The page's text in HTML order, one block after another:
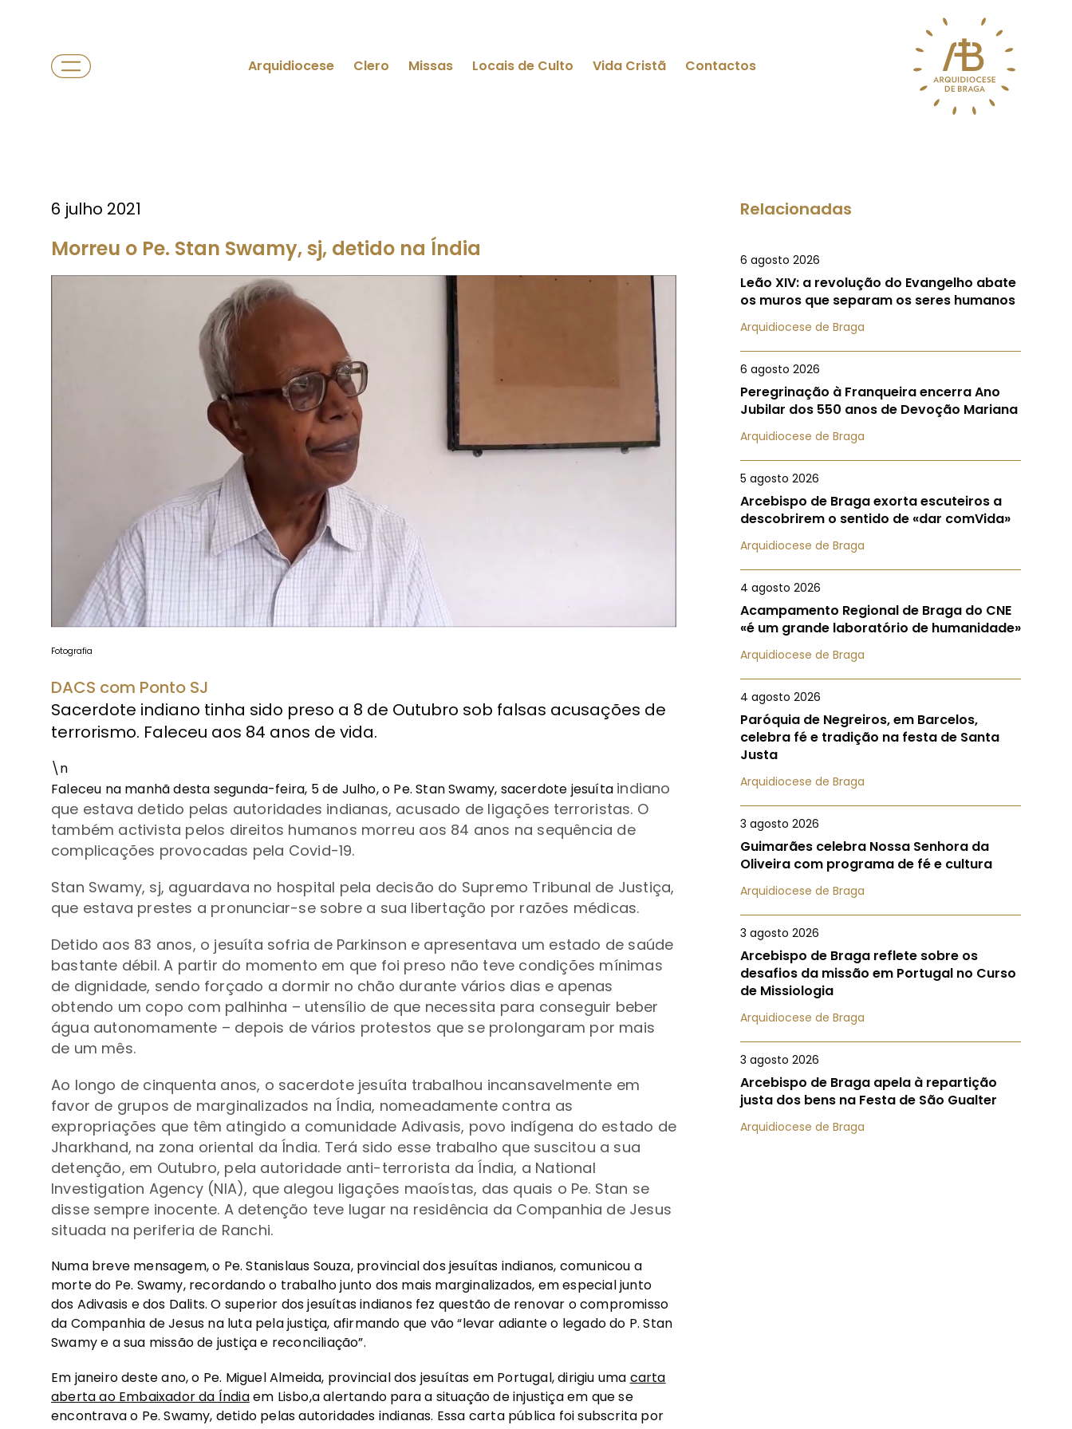
Arquidiocese Clero Missas Locais de Culto Vida Cristã Contactos
6 julho 2021
Morreu o Pe. Stan Swamy, sj, detido na Índia
Fotografia
DACS com Ponto SJ
Sacerdote indiano tinha sido preso a 8 de Outubro sob falsas acusações de
terrorismo. Faleceu aos 84 anos de vida.
\n
Faleceu na manhã desta segunda-feira, 5 de Julho, o Pe. Stan Swamy, sacerdote jesuíta indiano
que estava detido pelas autoridades indianas, acusado de ligações terroristas. O
também activista pelos direitos humanos morreu aos 84 anos na sequência de
complicações provocadas pela Covid-19.
Stan Swamy, sj, aguardava no hospital pela decisão do Supremo Tribunal de Justiça,
que estava prestes a pronunciar-se sobre a sua libertação por razões médicas.
Detido aos 83 anos, o jesuíta sofria de Parkinson e apresentava um estado de saúde
bastante débil. A partir do momento em que foi preso não teve condições mínimas
de dignidade, sendo forçado a dormir no chão durante vários dias e apenas
obtendo um copo com palhinha – utensílio de que necessita para conseguir beber
água autonomamente – depois de vários protestos que se prolongaram por mais
de um mês.
Ao longo de cinquenta anos, o sacerdote jesuíta trabalhou incansavelmente em
favor de grupos de marginalizados na Índia, nomeadamente contra as
expropriações que têm atingido a comunidade Adivasis, povo indígena do estado de
Jharkhand, na zona oriental da Índia. Terá sido esse trabalho que suscitou a sua
detenção, em Outubro, pela autoridade anti-terrorista da Índia, a National
Investigation Agency (NIA), que alegou ligações maoístas, das quais o Pe. Stan se
disse sempre inocente. A detenção teve lugar na residência da Companhia de Jesus
situada na periferia de Ranchi.
Numa breve mensagem, o Pe. Stanislaus Souza, provincial dos jesuítas indianos, comunicou a
morte do Pe. Swamy, recordando o trabalho junto dos mais marginalizados, em especial junto
dos Adivasis e dos Dalits. O superior dos jesuítas indianos fez questão de renovar o compromisso
da Companhia de Jesus na luta pela justiça, afirmando que vão “levar adiante o legado do P. Stan
Swamy e a sua missão de justiça e reconciliação”.
Em janeiro deste ano, o Pe. Miguel Almeida, provincial dos jesuítas em Portugal, dirigiu uma carta
aberta ao Embaixador da Índiaem Lisbo,a alertando para a situação de injustiça em que se
encontrava o Pe. Swamy, detido pelas autoridades indianas. Essa carta pública foi subscrita por
Relacionadas
6 agosto 2026
Leão XIV: a revolução do Evangelho abate
os muros que separam os seres humanos
Arquidiocese de Braga
6 agosto 2026
Peregrinação à Franqueira encerra Ano
Jubilar dos 550 anos de Devoção Mariana
Arquidiocese de Braga
5 agosto 2026
Arcebispo de Braga exorta escuteiros a
descobrirem o sentido de «dar comVida»
Arquidiocese de Braga
4 agosto 2026
Acampamento Regional de Braga do CNE
«é um grande laboratório de humanidade»
Arquidiocese de Braga
4 agosto 2026
Paróquia de Negreiros, em Barcelos,
celebra fé e tradição na festa de Santa
Justa
Arquidiocese de Braga
3 agosto 2026
Guimarães celebra Nossa Senhora da
Oliveira com programa de fé e cultura
Arquidiocese de Braga
3 agosto 2026
Arcebispo de Braga reflete sobre os
desafios da missão em Portugal no Curso
de Missiologia
Arquidiocese de Braga
3 agosto 2026
Arcebispo de Braga apela à repartição
justa dos bens na Festa de São Gualter
Arquidiocese de Braga